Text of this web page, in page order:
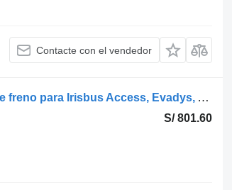
Contacte con el vendedor
WABCO otro (01.05-) 4614947040 válvula de control de freno para Irisbus Access, Evadys, Axer, Karosa, Recreo, Domino, Agora, Citelis, Eurorider (1999-) autobús
S/ 801.60